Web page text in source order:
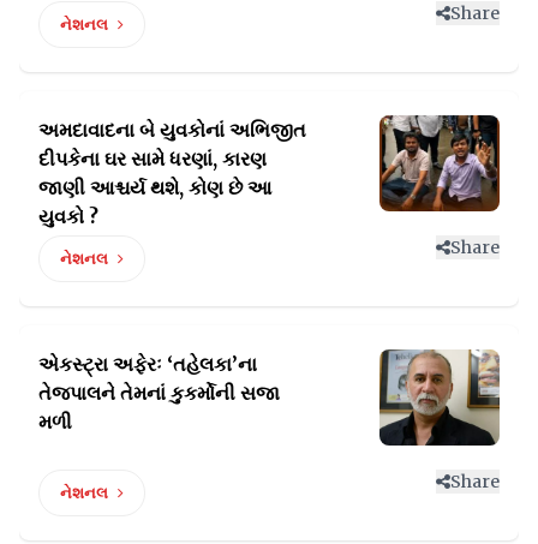
નેશનલ
Share
અમદાવાદના બે યુવકોનાં અભિજીત
દીપકેના ઘર સામેધરણાં, કારણ
જાણી આશ્ચર્ય થશે, કોણ છે આ
યુવકો ?
નેશનલ
Share
એકસ્ટ્રા અફેરઃ ‘તહેલકા’ના
તેજપાલને તેમનાં કુકર્મોની સજા
મળી
નેશનલ
Share